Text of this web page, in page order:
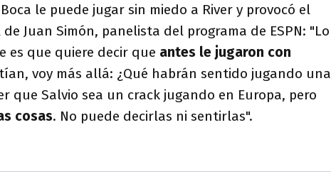
le puede jugar sin miedo a River y provocó el
Juan Simón, panelista del programa de ESPN: "Lo
es que quiere decir que antes le jugaron con
voy más allá: ¿Qué habrán sentido jugando una
que Salvio sea un crack jugando en Europa, pero
cosas. No puede decirlas ni sentirlas".